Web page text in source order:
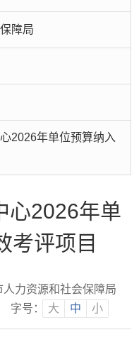
障局
2026年单位预算纳入
心2026年单
考评项目
力资源和社会保障局
字号： 大 中 小